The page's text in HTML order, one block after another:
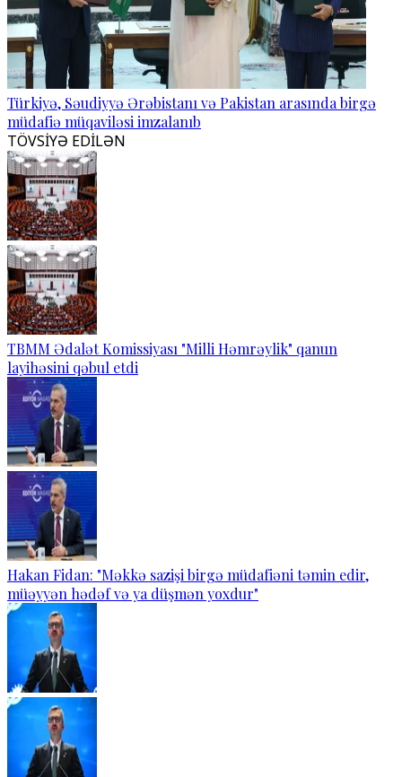
Türkiyə, Səudiyyə Ərəbistanı və Pakistan arasında birgə
müdafiə müqaviləsi imzalanıb
TÖVSİYƏ EDİLƏN
TBMM Ədalət Komissiyası "Milli Həmrəylik" qanun
layihəsini qəbul etdi
Hakan Fidan: "Məkkə sazişi birgə müdafiəni təmin edir,
müəyyən hədəf və ya düşmən yoxdur"